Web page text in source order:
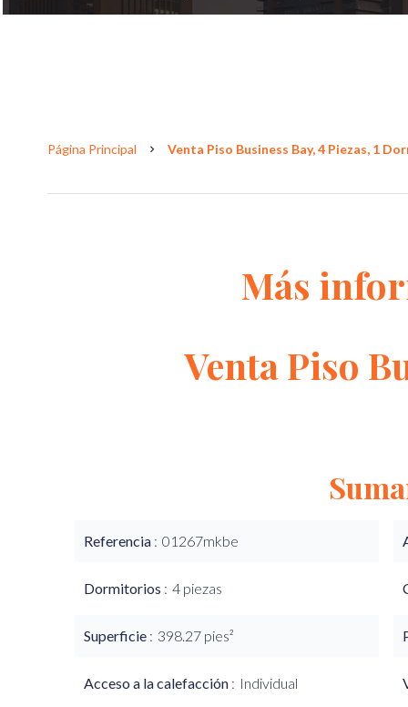
Página Principal Venta Piso Business Bay, 4 Piezas, 1
Más
Venta Piso
Referencia 01267mkbe
Dormitorios 4 piezas
Superficie 398.27 pies²
Acceso a la calefacción Individual